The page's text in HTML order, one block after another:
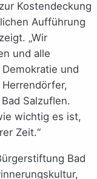
Kostendeckung
Aufführung
„Wir
und alle
und
Herrendörfer,
Salzuflen.
wichtig es ist,
Zeit.“
Bad